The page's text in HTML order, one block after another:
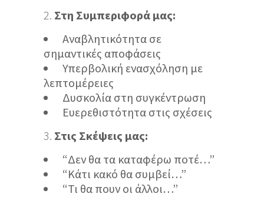
Στη Συμπεριφορά μας:
Αναβλητικότητα σε
σημαντικές αποφάσεις
Υπερβολική ενασχόληση με
λεπτομέρειες
Δυσκολία στη συγκέντρωση
Ευερεθιστότητα στις σχέσεις
Στις Σκέψεις μας:
“Δεν θα τα καταφέρω ποτέ…”
“Κάτι κακό θα συμβεί…”
“Τι θα πουν οι άλλοι…”